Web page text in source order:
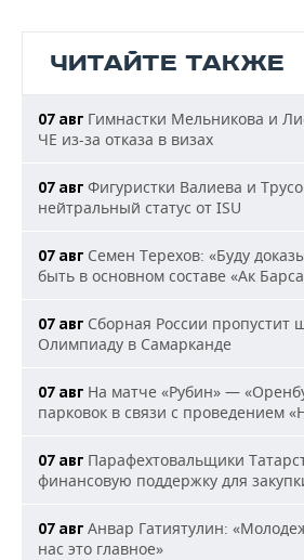
ЧИТАЙТЕ ТАКЖЕ
07 авг Гимнастки Мельникова и
ЧЕ из-за отказа в визах
07 авг Фигуристки Валиева и
нейтральный статус от ISU
07 авг Семен Терехов: «Буду
быть в основном составе «Ак
07 авг Сборная России пропустит
Олимпиаду в Самарканде
07 авг На матче «Рубин» —
парковок в связи с проведением
07 авг Парафехтовальщики
финансовую поддержку для
07 авг Анвар Гатиятулин:
нас это главное»